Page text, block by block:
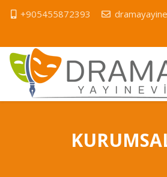
+905455872393